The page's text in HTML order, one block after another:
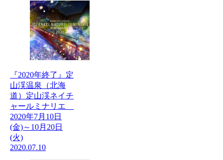
『2020年終了』定
山渓温泉（北海
道）定山渓ネイチ
ャールミナリエ
2020年7月10日
(金)～10月20日
(火)
2020.07.10